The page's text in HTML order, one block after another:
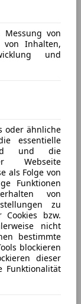
Messung von
von Inhalten,
und
oder ähnliche
essentielle
und die
Webseite
als Folge von
Funktionen
von
zu
Cookies bzw.
nicht
bestimmte
blockieren
dieser
Funktionalität
lenkt. Diese
und nicht
über 1.000
ihre Kfz-
zudem
Versicherung
Da er noch
müssen sie
fahren dürfen.
fällt die zu
es daher
Wer